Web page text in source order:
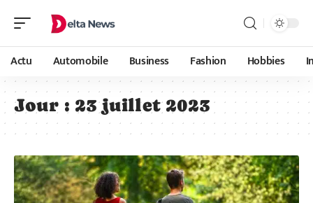
Actu Automobile Business Fashion Hobbies
Jour : 23 juillet 2023